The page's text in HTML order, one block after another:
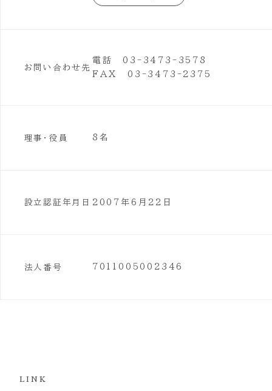
お問い合わせ先
電話 03-3473-3578
FAX 03-3473-2375
理事・役員 8名
設立認証年月日 2007年6月22日
法人番号 7011005002346
LINK